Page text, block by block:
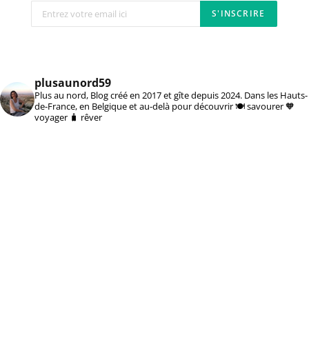
plusaunord59
Plus au nord, Blog créé en 2017 et gîte depuis 2024. Dans les Hauts-
de-France, en Belgique et au-delà pour découvrir 🍽️ savourer 🧡
voyager 🧳 rêver